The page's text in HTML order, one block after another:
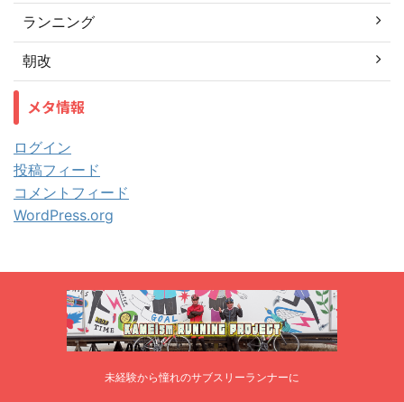
ランニング
朝改
メタ情報
ログイン
投稿フィード
コメントフィード
WordPress.org
未経験から憧れのサブスリーランナーに